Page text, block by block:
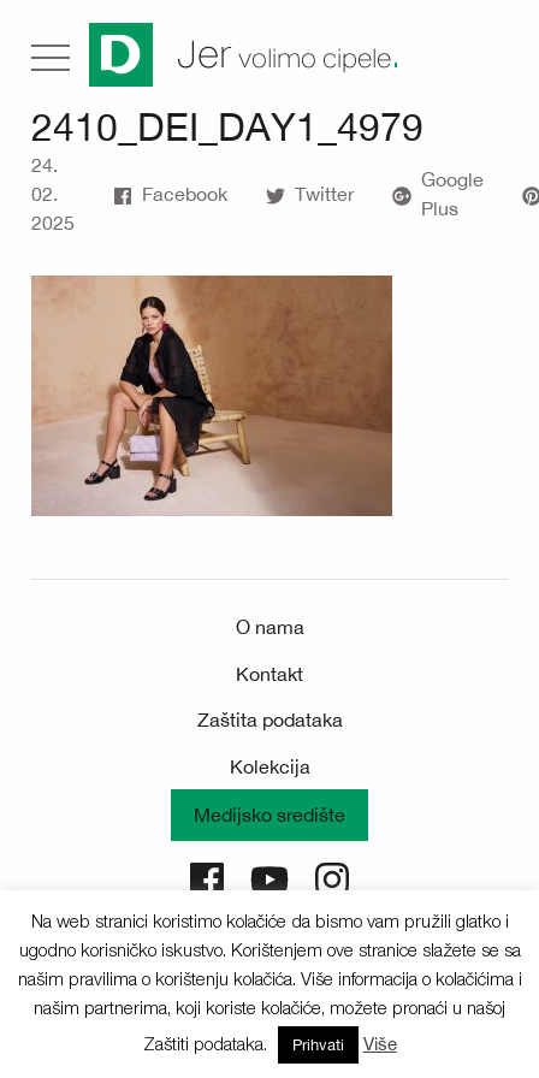
Jer volimo cipele.
2410_DEI_DAY1_4979
24.
02.
2025
Facebook Twitter
Google
Plus
O nama
Kontakt
Zaštita podataka
Kolekcija
Medijsko središte
Sva prava pridržana © 2025 Deichmann
Na web stranici koristimo kolačiće da bismo vam pružili glatko i
ugodno korisničko iskustvo. Korištenjem ove stranice slažete se sa
našim pravilima o korištenju kolačića. Više informacija o kolačićima i
našim partnerima, koji koriste kolačiće, možete pronaći u našoj
Zaštiti podataka.
Prihvati Više